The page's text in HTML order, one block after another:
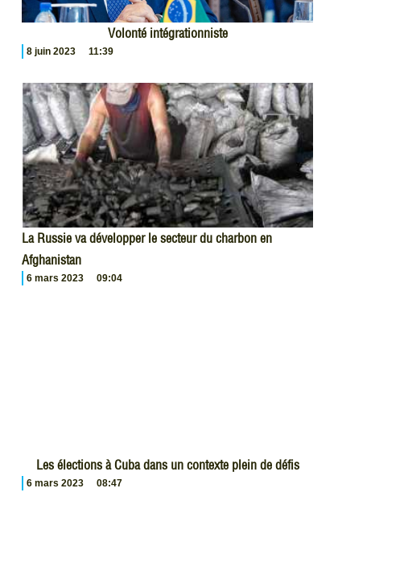
Volonté intégrationniste
8 juin 2023 11:39
La Russie va développer le secteur du charbon en
Afghanistan
6 mars 2023 09:04
Les élections à Cuba dans un contexte plein de défis
6 mars 2023 08:47